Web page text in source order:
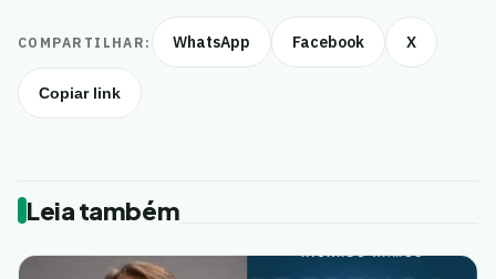
COMPARTILHAR: WhatsApp Facebook X
Copiar link
Leia também